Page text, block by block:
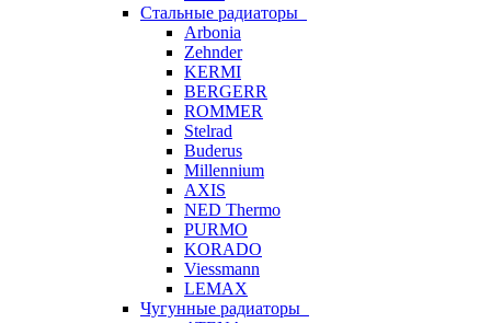
Стальные радиаторы
Arbonia
Zehnder
KERMI
BERGERR
ROMMER
Stelrad
Buderus
Millennium
AXIS
NED Thermo
PURMO
KORADO
Viessmann
LEMAX
Чугунные радиаторы